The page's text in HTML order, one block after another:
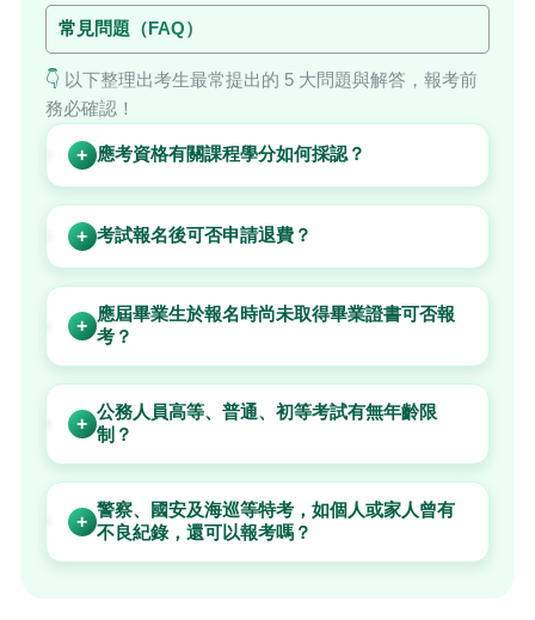
常見問題（FAQ）
👇 以下整理出考生最常提出的 5 大問題與解答，報考前
務必確認！
+ 應考資格有關課程學分如何採認？
+ 考試報名後可否申請退費？
+
應屆畢業生於報名時尚未取得畢業證書可否報
考？
+
公務人員高等、普通、初等考試有無年齡限
制？
+
警察、國安及海巡等特考，如個人或家人曾有
不良紀錄，還可以報考嗎？